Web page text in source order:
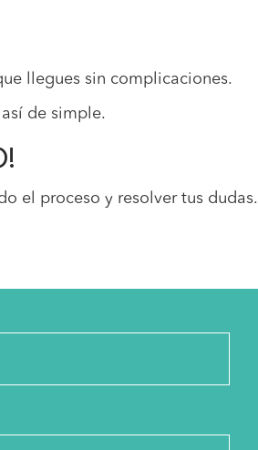
llegues sin complicaciones.
de simple.
el proceso y resolver tus dudas.